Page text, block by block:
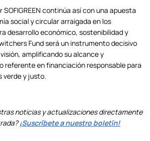
SOFIGREEN continúa así con una apuesta
social y circular arraigada en los
desarrollo económico, sostenibilidad y
Fund será un instrumento decisivo
amplificando su alcance y
referente en financiación responsable para
verde y justo.
noticias y actualizaciones directamente
¡Suscríbete a nuestro boletín!